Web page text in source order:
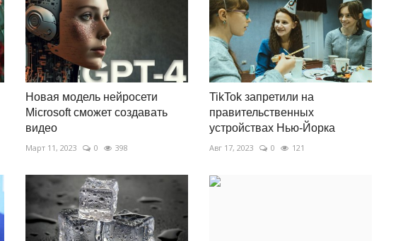
Новая модель нейросети
Microsoft сможет создавать
видео
Март 11, 2023 0 398
TikTok запретили на
правительственных
устройствах Нью-Йорка
Авг 17, 2023 0 121